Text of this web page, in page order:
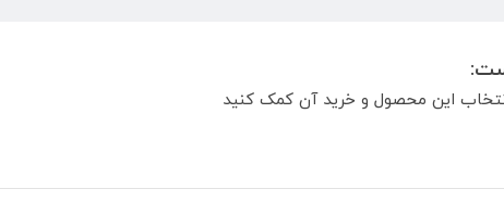
این محصول و خرید آن کمک کنید